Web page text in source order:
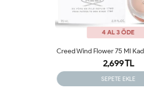
4 AL 3 ÖDE
2,350 TL
SEPETE EKLE